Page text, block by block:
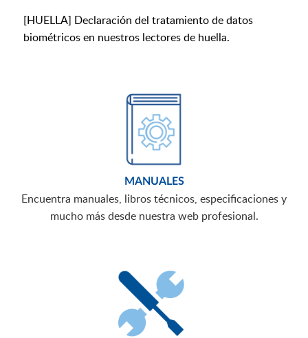
[HUELLA] Declaración del tratamiento de datos
biométricos en nuestros lectores de huella.
MANUALES
Encuentra manuales, libros técnicos, especificaciones y
mucho más desde nuestra web profesional.